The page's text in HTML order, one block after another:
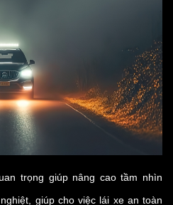
trọng giúp nâng cao tầm nhìn
giúp cho việc lái xe an toàn